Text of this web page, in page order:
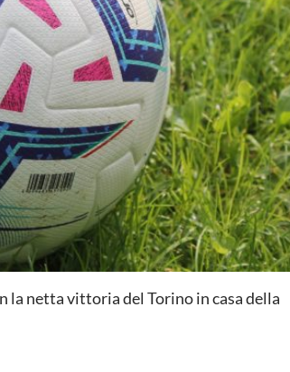
la netta vittoria del Torino in casa della